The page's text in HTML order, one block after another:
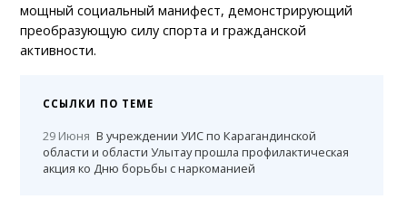
мощный социальный манифест, демонстрирующий
преобразующую силу спорта и гражданской
активности.
ССЫЛКИ ПО ТЕМЕ
29 Июня В учреждении УИС по Карагандинской
области и области Улытау прошла профилактическая
акция ко Дню борьбы с наркоманией